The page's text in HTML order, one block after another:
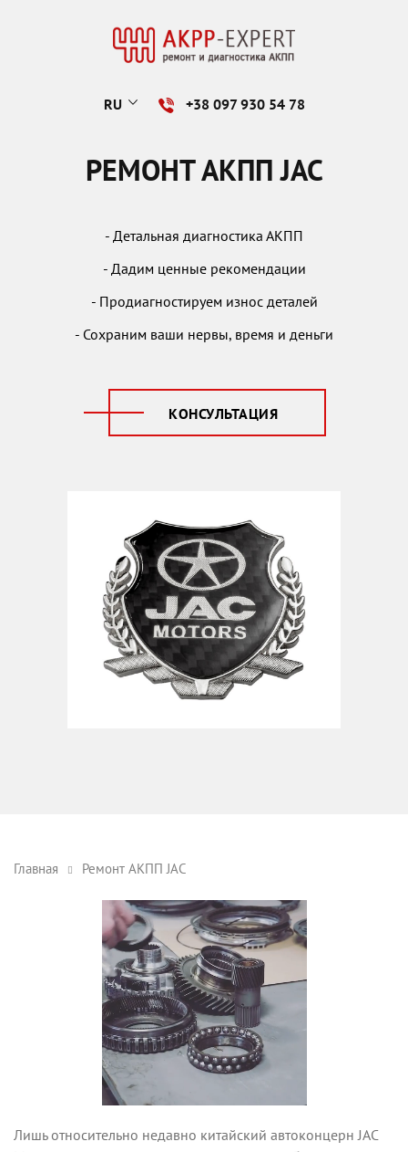
RU +38 097 930 54 78
РЕМОНТ АКПП JAC
- Детальная диагностика АКПП
- Дадим ценные рекомендации
- Продиагностируем износ деталей
- Сохраним ваши нервы, время и деньги
КОНСУЛЬТАЦИЯ
Главная Ремонт АКПП JAC
Лишь относительно недавно китайский автоконцерн JAC